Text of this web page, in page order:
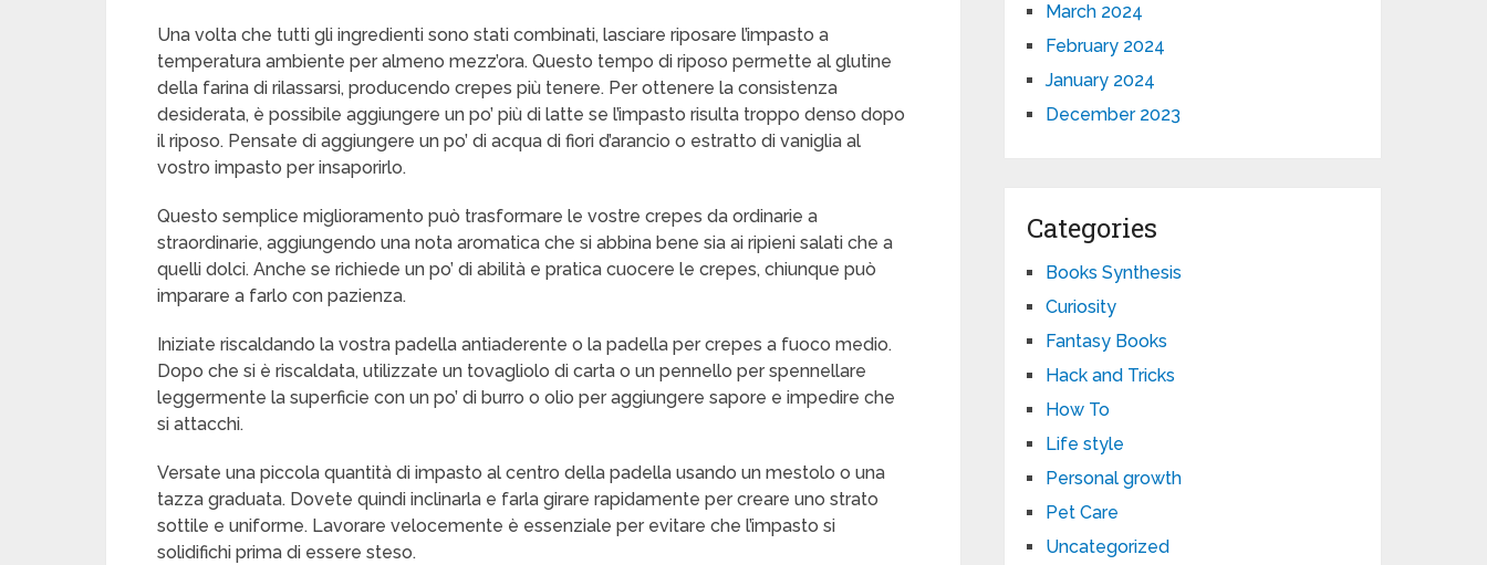
Una volta che tutti gli ingredienti sono stati combinati, lasciare riposare l’impasto a
temperatura ambiente per almeno mezz’ora. Questo tempo di riposo permette al glutine
della farina di rilassarsi, producendo crepes più tenere. Per ottenere la consistenza
desiderata, è possibile aggiungere un po’ più di latte se l’impasto risulta troppo denso dopo
il riposo. Pensate di aggiungere un po’ di acqua di fiori d’arancio o estratto di vaniglia al
vostro impasto per insaporirlo.
Questo semplice miglioramento può trasformare le vostre crepes da ordinarie a
straordinarie, aggiungendo una nota aromatica che si abbina bene sia ai ripieni salati che a
quelli dolci. Anche se richiede un po’ di abilità e pratica cuocere le crepes, chiunque può
imparare a farlo con pazienza.
Iniziate riscaldando la vostra padella antiaderente o la padella per crepes a fuoco medio.
Dopo che si è riscaldata, utilizzate un tovagliolo di carta o un pennello per spennellare
leggermente la superficie con un po’ di burro o olio per aggiungere sapore e impedire che
si attacchi.
Versate una piccola quantità di impasto al centro della padella usando un mestolo o una
tazza graduata. Dovete quindi inclinarla e farla girare rapidamente per creare uno strato
sottile e uniforme. Lavorare velocemente è essenziale per evitare che l’impasto si
solidifichi prima di essere steso.
March 2024
February 2024
January 2024
December 2023
Categories
Books Synthesis
Curiosity
Fantasy Books
Hack and Tricks
How To
Life style
Personal growth
Pet Care
Uncategorized